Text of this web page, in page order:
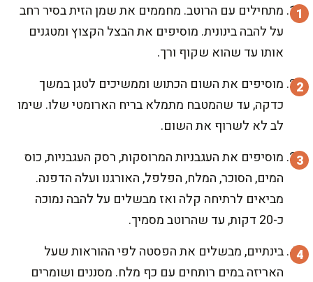
מתחילים עם הרוטב. מחממים את שמן הזית בסיר רחב
על להבה בינונית. מוסיפים את הבצל הקצוץ ומטגנים
אותו עד שהוא שקוף ורך.
מוסיפים את השום הכתוש וממשיכים לטגן במשך
כדקה, עד שהמטבח מתמלא בריח הארומטי שלו. שימו
לב לא לשרוף את השום.
מוסיפים את העגבניות המרוסקות, רסק העגבניות, כוס
המים, הסוכר, המלח, הפלפל, האורגנו ועלה הדפנה.
מביאים לרתיחה קלה ואז מבשלים על להבה נמוכה
כ-20 דקות, עד שהרוטב מסמיך.
בינתיים, מבשלים את הפסטה לפי ההוראות שעל
האריזה במים רותחים עם כף מלח. מסננים ושומרים